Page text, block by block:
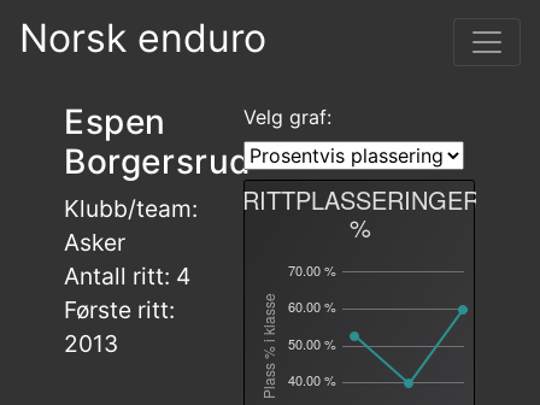
Norsk enduro
Espen
Borgersrud
Klubb/team:
Asker
Antall ritt: 4
Første ritt:
2013
Velg graf:
Plass % i klasse
RITTPLASSERINGER
%
40.00 %
50.00 %
60.00 %
70.00 %